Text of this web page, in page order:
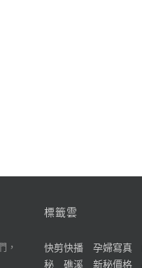
，
標籤雲
快剪快播 孕婦寫真
秘
礁溪 新秘價格